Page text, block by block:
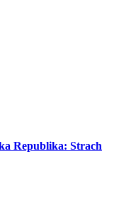
Republika: Strach